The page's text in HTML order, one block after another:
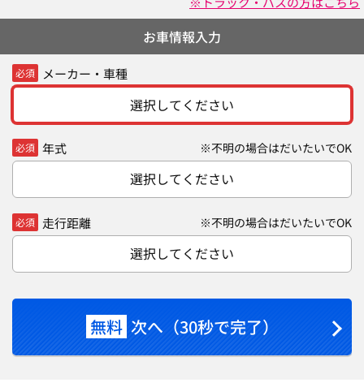
お車情報入力
必須 メーカー・車種
選択してください
必須 年式 ※不明の場合はだいたいでOK
選択してください
必須 走行距離 ※不明の場合はだいたいでOK
選択してください
無料 次へ（30秒で完了）